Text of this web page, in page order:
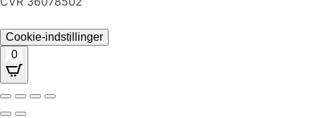
Cookie-indstillinger
0